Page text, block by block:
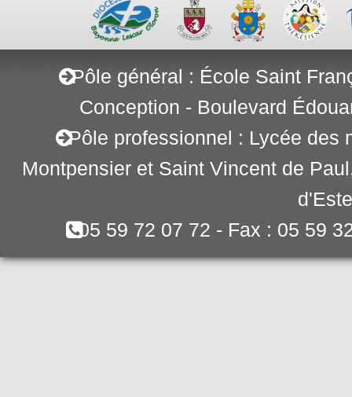
Pôle général : École Saint
Conception - Boulevard
Pôle professionnel : Lycée des
Montpensier et Saint Vincent de
05 59 72 07 72 - Fax : 05 59